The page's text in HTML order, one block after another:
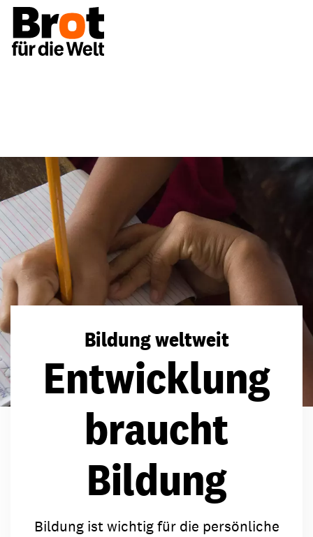
Bildung weltweit
Entwicklung
braucht
Bildung
Bildung ist wichtig für die persönliche